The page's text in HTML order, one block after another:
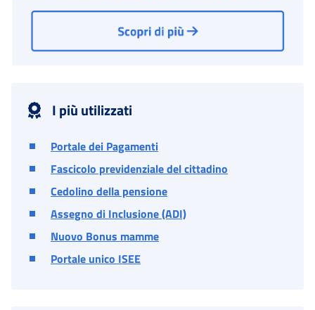
I più utilizzati
Portale dei Pagamenti
Fascicolo previdenziale del cittadino
Cedolino della pensione
Assegno di Inclusione (ADI)
Nuovo Bonus mamme
Portale unico ISEE